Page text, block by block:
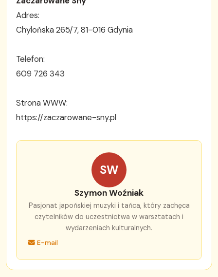
Adres:
Chylońska 265/7, 81-016 Gdynia
Telefon:
609 726 343
Strona WWW:
https://zaczarowane-sny.pl
SW
Szymon Woźniak
Pasjonat japońskiej muzyki i tańca, który zachęca
czytelników do uczestnictwa w warsztatach i
wydarzeniach kulturalnych.
E-mail